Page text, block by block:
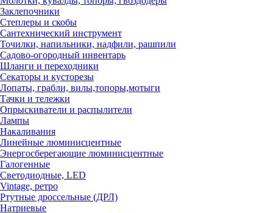
Заклепочники
Степлеры и скобы
Сантехнический инструмент
Точилки, напильники, надфили, рашпили
Садово-огородный инвентарь
Шланги и переходники
Секаторы и кусторезы
Лопаты, грабли, вилы,топоры,мотыги
Тачки и тележки
Опрыскиватели и распылители
Лампы
Накаливания
Линейные люминисцентные
Энергосберегающие люминисцентные
Галогенные
Светодиодные, LED
Vintage, ретро
Ртутные дроссельные (ДРЛ)
Натриевые